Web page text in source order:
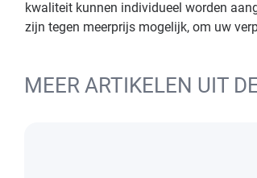
kwaliteit kunnen individueel worden
zijn tegen meerprijs mogelijk, om uw
MEER ARTIKELEN UIT